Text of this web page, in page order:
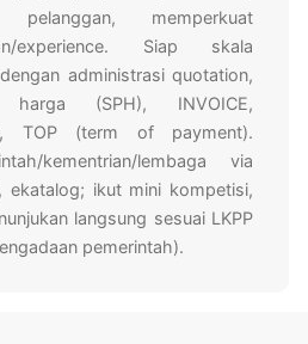
memperkuat
experience. Siap skala
administrasi quotation,
harga (SPH), INVOICE,
TOP (term of payment).
kementrian/lembaga via
ekatalog; ikut mini kompetisi,
langsung sesuai LKPP
pemerintah).